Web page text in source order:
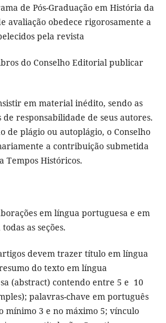
de Pós-Graduação em História da
avaliação obedece rigorosamente a
pela revista
do Conselho Editorial publicar
em material inédito, sendo as
responsabilidade de seus autores.
de plágio ou autoplágio, o Conselho
a contribuição submetida
Tempos Históricos.
em língua portuguesa e em
as seções.
devem trazer título em língua
do texto em língua
(abstract) contendo entre 5 e 10
palavras-chave em português
mínimo 3 e no máximo 5; vínculo